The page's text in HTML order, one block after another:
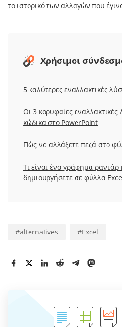
το ιστορικό των αλλαγών που
Χρήσιμοι
5 καλύτερες εναλλακτικές
Οι 3 κορυφαίες εναλλακτικές
κώδικα στο PowerPoint
Πώς να αλλάξετε πεζά στο
Τι είναι ένα γράφημα ραντάρ
δημιουργήσετε σε φύλλα
#alternatives #Excel